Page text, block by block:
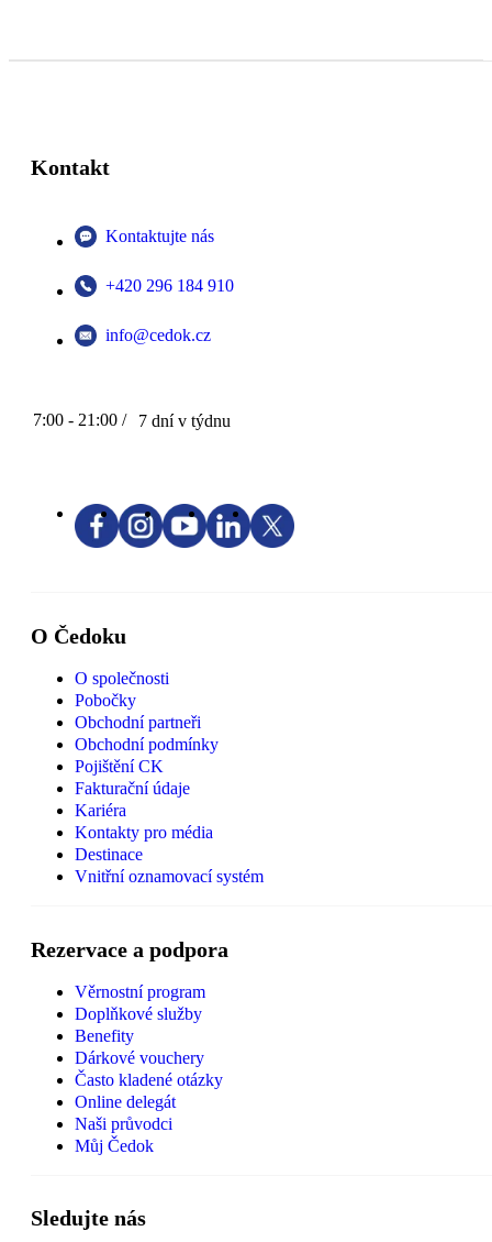
Kontakt
Kontaktujte nás
+420 296 184 910
info@cedok.cz
7:00 - 21:00 / 7 dní v týdnu
O Čedoku
O společnosti
Pobočky
Obchodní partneři
Obchodní podmínky
Pojištění CK
Fakturační údaje
Kariéra
Kontakty pro média
Destinace
Vnitřní oznamovací systém
Rezervace a podpora
Věrnostní program
Doplňkové služby
Benefity
Dárkové vouchery
Často kladené otázky
Online delegát
Naši průvodci
Můj Čedok
Sledujte nás